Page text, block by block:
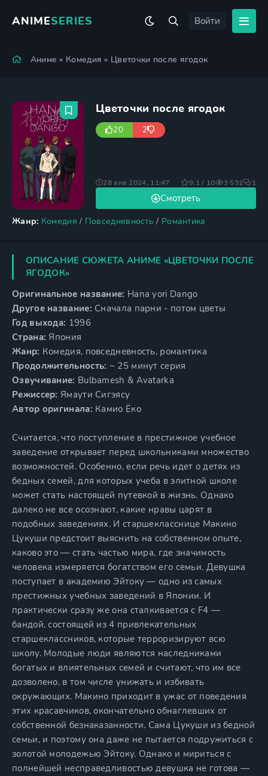
ANIMESERIES Войти
Аниме » Комедия » Цветочки после ягодок
Цветочки после ягодок
20 2
Жанр: Комедия / Повседневность / Романтика
Смотреть
28 янв 2024, 11:47 9.1 / 10 3 531 1
ОПИСАНИЕ СЮЖЕТА АНИМЕ «ЦВЕТОЧКИ ПОСЛЕ
ЯГОДОК»
Оригинальное название: Hana yori Dango
Другое название: Сначала парни - потом цветы
Год выхода: 1996
Страна: Япония
Жанр: Комедия, повседневность, романтика
Продолжительность: ~ 25 минут серия
Озвучивание: Bulbamesh & Avatarka
Режиссер: Ямаути Сигэясу
Автор оригинала: Камио Ёко
Считается, что поступление в престижное учебное
заведение открывает перед школьниками множество
возможностей. Особенно, если речь идет о детях из
бедных семей, для которых учеба в элитной школе
может стать настоящей путевкой в жизнь. Однако
далеко не все осознают, какие нравы царят в
подобных заведениях. И старшекласснице Макино
Цукуши предстоит выяснить на собственном опыте,
каково это — стать частью мира, где значимость
человека измеряется богатством его семьи. Девушка
поступает в академию Эйтоку — одно из самых
престижных учебных заведений в Японии. И
практически сразу же она сталкивается с F4 —
бандой, состоящей из 4 привлекательных
старшеклассников, которые терроризируют всю
школу. Молодые люди являются наследниками
богатых и влиятельных семей и считают, что им все
дозволено, в том числе унижать и избивать
окружающих. Макино приходит в ужас от поведения
этих красавчиков, окончательно обнаглевших от
собственной безнаказанности. Сама Цукуши из бедной
семьи, и поэтому она даже не пытается подружиться с
золотой молодежью Эйтоку. Однако и мириться с
полнейшей несправедливостью девушка не готова —